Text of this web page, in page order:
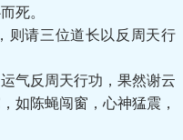
死。
请三位道长以反周天行
反周天行功，果然谢云
如陈蝇闯窗，心神猛震，